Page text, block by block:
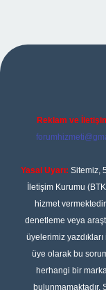
giriş
Reklam ve
Yasal Uyarı: Sitemiz,
İletişim Kurumu
hizmet
denetleme veya
üyelerimiz
üye olarak bu
herhangi bir
bulunmamaktadır.